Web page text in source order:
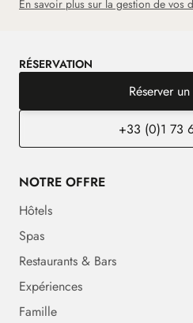
En savoir plus sur la gestion de vos
RÉSERVATION
Réserver
+33 (0)1 73
NOTRE OFFRE
Hôtels
Spas
Restaurants & Bars
Expériences
Famille